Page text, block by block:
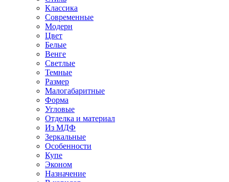
Классика
Современные
Модерн
Цвет
Белые
Венге
Светлые
Темные
Размер
Малогабаритные
Форма
Угловые
Отделка и материал
Из МДФ
Зеркальные
Особенности
Купе
Эконом
Назначение